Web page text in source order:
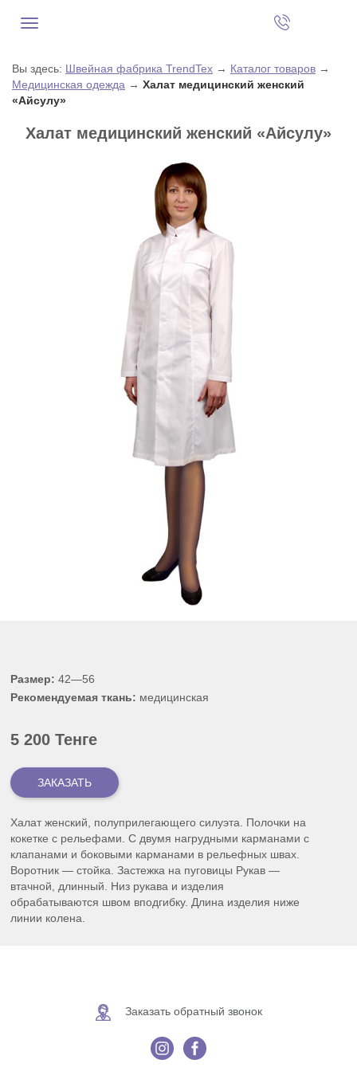
Вы здесь: Швейная фабрика TrendTex → Каталог товаров →
Медицинская одежда → Халат медицинский женский
«Айсулу»
Халат медицинский женский «Айсулу»
Размер:42—56
Рекомендуемая ткань: медицинская
5 200 Тенге
Халат женский, полуприлегающего силуэта. Полочки на
кокетке с рельефами. С двумя нагрудными карманами с
клапанами и боковыми карманами в рельефных швах.
Воротник — стойка. Застежка на пуговицы Рукав —
втачной, длинный. Низ рукава и изделия
обрабатываются швом вподгибку. Длина изделия ниже
линии колена.
Заказать обратный звонок